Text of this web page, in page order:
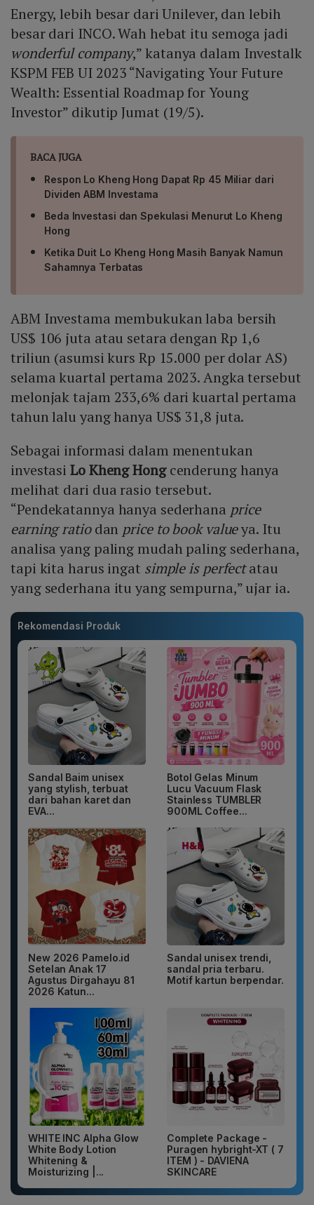
Energy, lebih besar dari Unilever, dan lebih
besar dari INCO. Wah hebat itu semoga jadi
wonderful company,” katanya dalam Investalk
KSPM FEB UI 2023 “Navigating Your Future
Wealth: Essential Roadmap for Young
Investor” dikutip Jumat (19/5).
BACA JUGA
Respon Lo Kheng Hong Dapat Rp 45 Miliar dari
Dividen ABM Investama
Beda Investasi dan Spekulasi Menurut Lo Kheng
Hong
Ketika Duit Lo Kheng Hong Masih Banyak Namun
Sahamnya Terbatas
ABM Investama membukukan laba bersih
US$ 106 juta atau setara dengan Rp 1,6
triliun (asumsi kurs Rp 15.000 per dolar AS)
selama kuartal pertama 2023. Angka tersebut
melonjak tajam 233,6% dari kuartal pertama
tahun lalu yang hanya US$ 31,8 juta.
Sebagai informasi dalam menentukan
investasiLo Kheng Hongcenderung hanya
melihat dari dua rasio tersebut.
“Pendekatannya hanya sederhana price
earning ratiodan price to book valueya. Itu
analisa yang paling mudah paling sederhana,
tapi kita harus ingat simple is perfectatau
yang sederhana itu yang sempurna,” ujar ia.
Rekomendasi Produk
Sandal Baim unisex
yang stylish, terbuat
dari bahan karet dan
EVA...
Botol Gelas Minum
Lucu Vacuum Flask
Stainless TUMBLER
900ML Coffee...
New 2026 Pamelo.id
Setelan Anak 17
Agustus Dirgahayu 81
2026 Katun...
Sandal unisex trendi,
sandal pria terbaru.
Motif kartun berpendar.
WHITE INC Alpha Glow
White Body Lotion
Whitening &
Moisturizing |...
Complete Package -
Puragen hybright-XT ( 7
ITEM ) - DAVIENA
SKINCARE